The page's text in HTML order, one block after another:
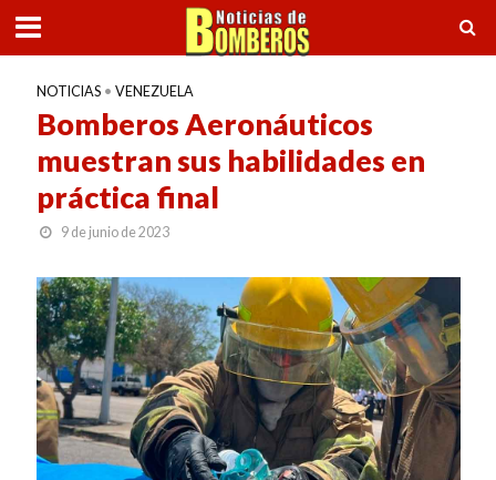
NOTICIAS • VENEZUELA
Bomberos Aeronáuticos
muestran sus habilidades en
práctica final
9 de junio de 2023